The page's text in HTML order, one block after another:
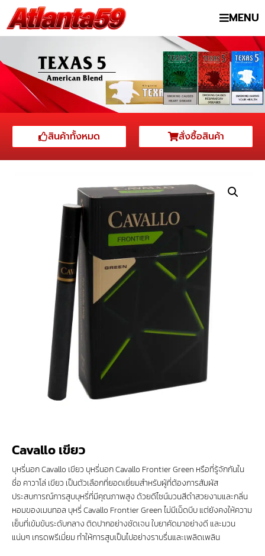
MENU
สินค้าทั้งหมด สั่งซื้อสินค้า
Cavallo เขียว
บุหรี่นอก Cavallo เขียว บุหรี่นอก Cavallo Frontier Green หรือที่รู้จักกันใน
ชื่อ คาวาโล่ เขียว เป็นตัวเลือกที่ยอดเยี่ยมสำหรับผู้ที่ต้องการสัมผัส
ประสบการณ์การสูบบุหรี่ที่มีคุณภาพสูง ด้วยดีไซน์มวนสีดำสวยงามและกลิ่น
หอมของเมนทอล บุหรี่ Cavallo Frontier Green ไม่มีเม็ดบีบ แต่ยังคงให้ความ
เย็นที่เข้มข้นระดับกลาง ติดปากอย่างชัดเจน ใบยาคัดมาอย่างดี และมวน
แน่นๆ เกรดพรีเมี่ยม ทำให้การสูบเป็นไปอย่างราบรื่นและเพลิดเพลิน